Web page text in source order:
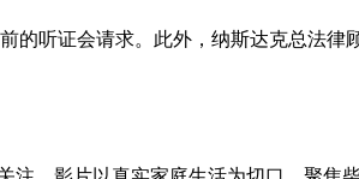
的听证会请求。此外，纳斯达克总法